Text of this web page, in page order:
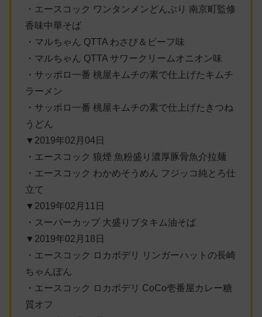
・エースコック ワンタンメンどんぶり 南京町監修
香味中華そば
・マルちゃん QTTA わさび＆ビーフ味
・マルちゃん QTTA サワークリームオニオン味
・サッポロ一番 桃屋キムチの素で仕上げたキムチ
ラーメン
・サッポロ一番 桃屋キムチの素で仕上げたきつね
うどん
▼2019年02月04日
・エースコック 狼煙 魚粉盛り濃厚豚骨魚介拉麺
・エースコック わかめそうめん フジッコ純とろ仕
立て
▼2019年02月11日
・スーパーカップ 大盛りブタキム油そば
▼2019年02月18日
・エースコック ロカボデリ リンガーハットの長崎
ちゃんぽん
・エースコック ロカボデリ CoCo壱番屋カレー糖
質オフ